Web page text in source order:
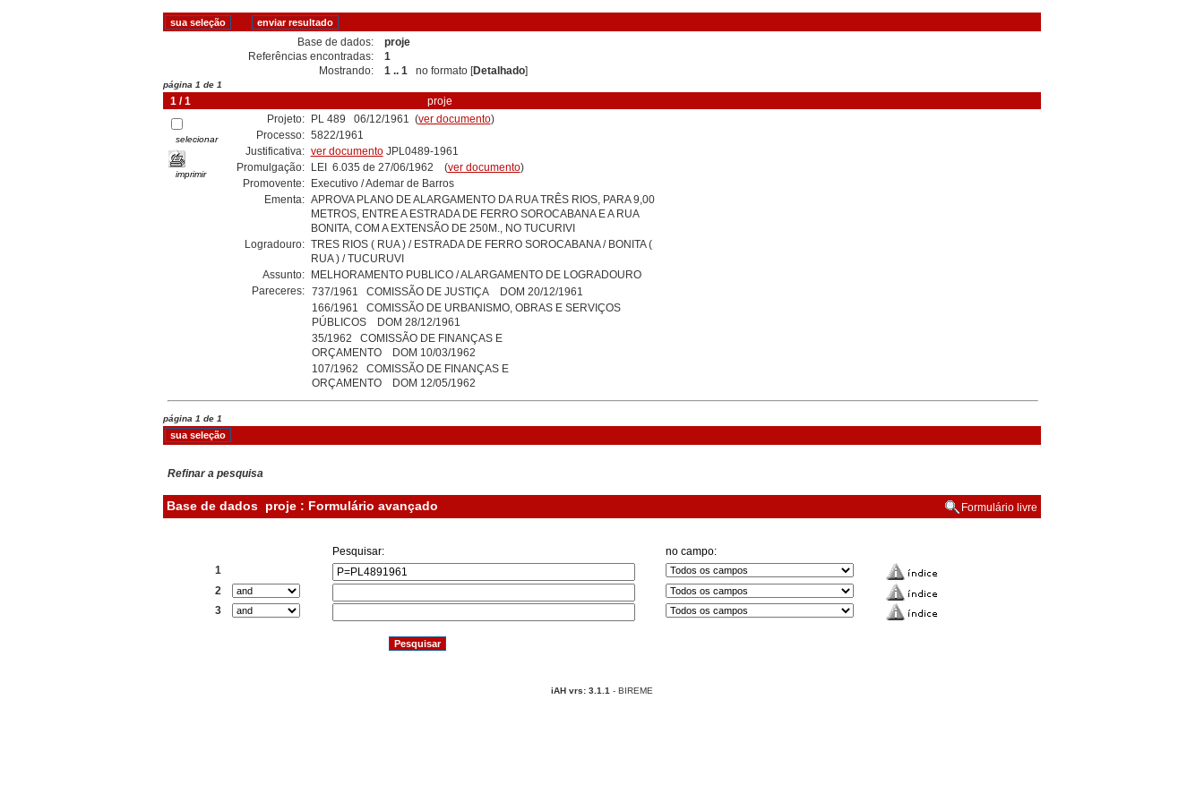
Base de dados:
proje
Referências encontradas:
1
Mostrando:
1 .. 1 no formato [Detalhado]
página 1 de 1
1 / 1 proje
selecionar
imprimir
Projeto: PL 489 06/12/1961 (ver documento)
Processo: 5822/1961
Justificativa: ver documentoJPL0489-1961
Promulgação:
LEI 6.035 de 27/06/1962 (ver documento)
Promovente:
Executivo / Ademar de Barros
Ementa: APROVA PLANO DE ALARGAMENTO DA RUA TRÊS RIOS, PARA 9,00
METROS, ENTRE A ESTRADA DE FERRO SOROCABANA E A RUA
BONITA, COM A EXTENSÃO DE 250M., NO TUCURIVI
Logradouro: TRES RIOS ( RUA ) / ESTRADA DE FERRO SOROCABANA / BONITA (
RUA ) / TUCURUVI
Assunto:
MELHORAMENTO PUBLICO / ALARGAMENTO DE LOGRADOURO
Pareceres:
737/1961 COMISSÃO DE JUSTIÇA DOM 20/12/1961
166/1961 COMISSÃO DE URBANISMO, OBRAS E SERVIÇOS
PÚBLICOS DOM 28/12/1961
35/1962 COMISSÃO DE FINANÇAS E
ORÇAMENTO DOM 10/03/1962
107/1962 COMISSÃO DE FINANÇAS E
ORÇAMENTO DOM 12/05/1962
página 1 de 1
Refinar a pesquisa
Base de dados proje : Formulário avançado Formulário livre
Pesquisar:
no campo:
1
2
3
iAH vrs: 3.1.1 - BIREME